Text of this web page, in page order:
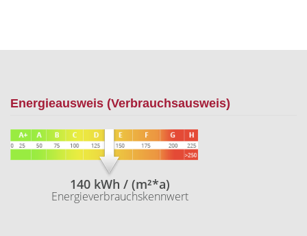
Energieausweis (Verbrauchsausweis)
140 kWh / (m²*a)
Energieverbrauchskennwert